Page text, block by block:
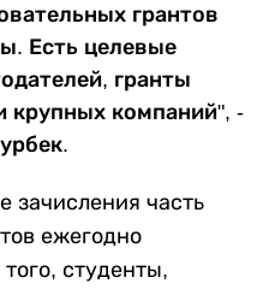
грантов
Есть целевые
гранты
крупных компаний", -
зачисления часть
ежегодно
студенты,